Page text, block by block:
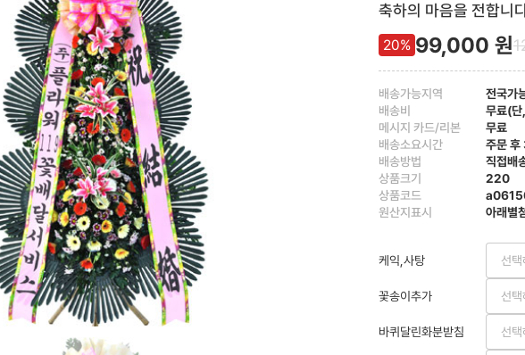
축하의 마음을 전합니
20% 99,000 원
배송가능지역
전국가
배송비
무료(단
메시지 카드/리본
무료
배송소요시간
주문 후
배송방법
직접배
상품크기
220
상품코드
원산지표시
아래별
케익,사탕 선
꽃송이추가 선
바퀴달린화분받침 선